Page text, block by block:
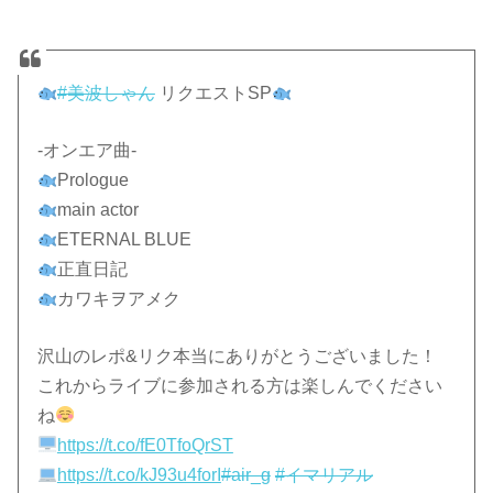
#美波しゃんリクエストSP
-オンエア曲-
Prologue
main actor
ETERNAL BLUE
正直日記
カワキヲアメク
沢山のレポ&リク本当にありがとうございました！
これからライブに参加される方は楽しんでください
ね
https://t.co/fE0TfoQrST
https://t.co/kJ93u4forI #air_g #イマリアル